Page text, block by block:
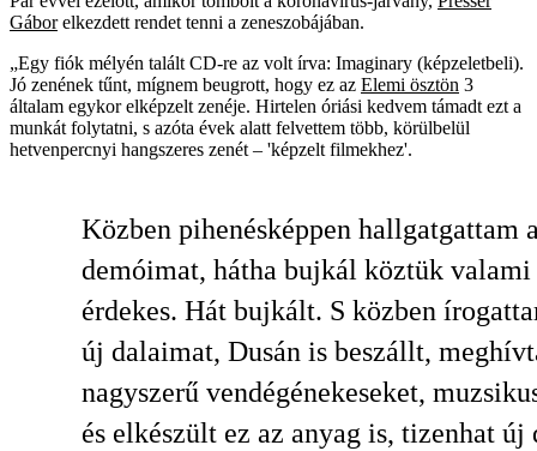
Gáborelkezdett rendet tenni a zeneszobájában.
„Egy fiók mélyén talált CD-re az volt írva: Imaginary (képzeletbeli).
Jó zenének tűnt, mígnem beugrott, hogy ez az Elemi ösztön 3
általam egykor elképzelt zenéje. Hirtelen óriási kedvem támadt ezt a
munkát folytatni, s azóta évek alatt felvettem több, körülbelül
hetvenpercnyi hangszeres zenét – 'képzelt filmekhez'.
Közben pihenésképpen hallgatgattam
demóimat, hátha bujkál köztük valami
érdekes. Hát bujkált. S közben
új dalaimat, Dusán is beszállt,
nagyszerű vendég­énekeseket,
és elkészült ez az anyag is, tizenhat új